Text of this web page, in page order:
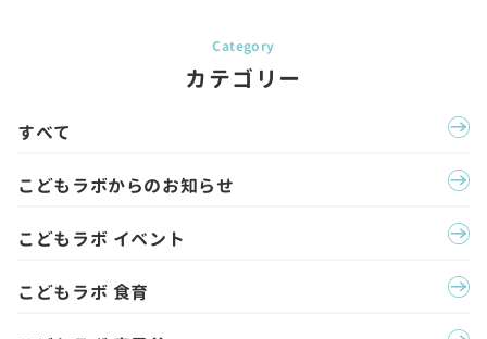
カテゴリー
すべて
こどもラボからのお知らせ
こどもラボ イベント
こどもラボ 食育